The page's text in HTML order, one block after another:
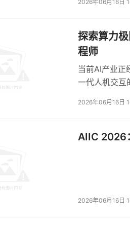
落地成果显
解决方案已在多行业实现标杆落地
厂商大模型训练场景中，焱融存
超280PB训练数据高效运转，大幅
审单场景中，焱融科技通过
2026年06月16日
探索算力
程师
当前AI产业正
一代人机交互
2026年06月16日
AIIC 2026
2026年06月16日